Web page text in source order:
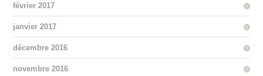
février 2017
janvier 2017
décembre 2016
novembre 2016